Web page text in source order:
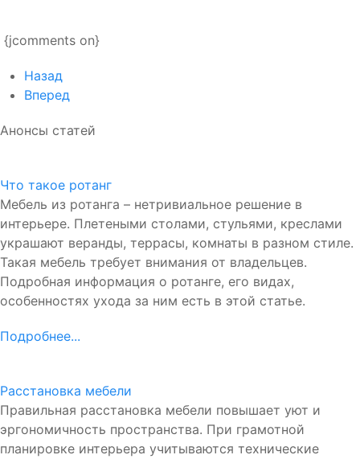
{jcomments on}
Назад
Вперед
Анонсы статей
Что такое ротанг
Мебель из ротанга – нетривиальное решение в
интерьере. Плетеными столами, стульями, креслами
украшают веранды, террасы, комнаты в разном стиле.
Такая мебель требует внимания от владельцев.
Подробная информация о ротанге, его видах,
особенностях ухода за ним есть в этой статье.
Подробнее...
Расстановка мебели
Правильная расстановка мебели повышает уют и
эргономичность пространства. При грамотной
планировке интерьера учитываются технические